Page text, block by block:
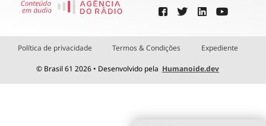
Política de privacidade Termos & Condições Expediente
© Brasil 61 2026 • Desenvolvido pela Humanoide.dev